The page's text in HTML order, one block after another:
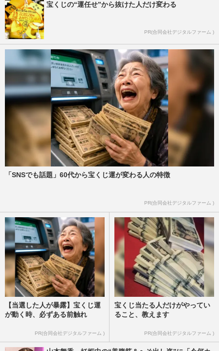
宝くじの“運任せ”から抜けた人だけ変わる
PR(合同会社デジタルファーム )
「SNSでも話題」60代から宝くじ運が変わる人の特徴
PR(合同会社デジタルファーム )
【当選した人が暴露】宝くじ運
が動く時、必ずある前触れ
PR(合同会社デジタルファーム )
宝くじ当たる人だけがやってい
ること、教えます
PR(合同会社デジタルファーム )